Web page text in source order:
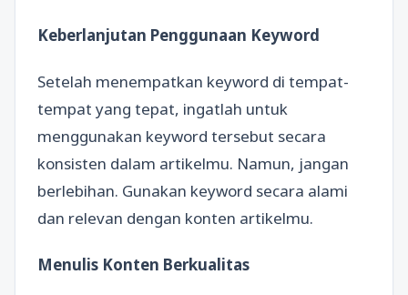
Keberlanjutan Penggunaan Keyword
Setelah menempatkan keyword di tempat-
tempat yang tepat, ingatlah untuk
menggunakan keyword tersebut secara
konsisten dalam artikelmu. Namun, jangan
berlebihan. Gunakan keyword secara alami
dan relevan dengan konten artikelmu.
Menulis Konten Berkualitas